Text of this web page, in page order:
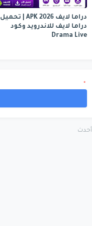
دراما لايف APK 2026 | تحميل
دراما لايف للاندرويد وكود
Drama Live
*
أحدث